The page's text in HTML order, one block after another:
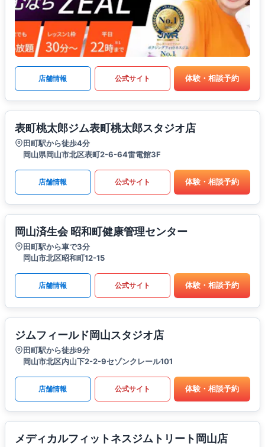
店舗情報 公式サイト 体験・相談予約
表町桃太郎ジム表町桃太郎スタジオ店
田町駅から徒歩4分
岡山県岡山市北区表町2-6-64雷電館3F
店舗情報 公式サイト 体験・相談予約
岡山済生会 昭和町健康管理センター
田町駅から車で3分
岡山市北区昭和町12-15
店舗情報 公式サイト 体験・相談予約
ジムフィールド岡山スタジオ店
田町駅から徒歩9分
岡山市北区内山下2-2-9セゾンクレール101
店舗情報 公式サイト 体験・相談予約
メディカルフィットネスジムトリート岡山店